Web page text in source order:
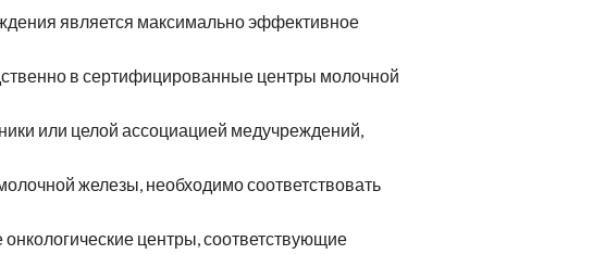
является максимально эффективное
в сертифицированные центры молочной
или целой ассоциацией медучреждений,
железы, необходимо соответствовать
центры, соответствующие